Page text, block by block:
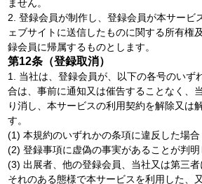
ません。
2. 登録会員が制作し、登録会員が本サービ
ェブサイトに送信したものに関する所有権
録会員に帰属するものとします。
第12条（登録取消）
1. 当社は、登録会員が、以下の各号のいず
合は、事前に通知又は催告することなく、
り消し、本サービスの利用契約を解除又は
す。
(1) 本規約のいずれかの条項に違反した場合
(2) 登録事項に虚偽の事実があることが判明
(3) 出展者、他の登録会員、当社又は第三
それのある態様で本サービスを利用した、